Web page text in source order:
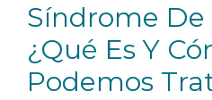
Síndrome De
¿qué Es Y
Podemos